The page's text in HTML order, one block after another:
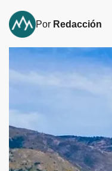
Por Redacción